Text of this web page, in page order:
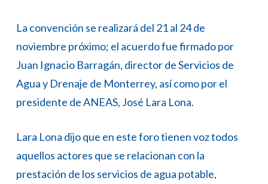
La convención se realizará del 21 al 24 de
noviembre próximo; el acuerdo fue firmado por
Juan Ignacio Barragán, director de Servicios de
Agua y Drenaje de Monterrey, así como por el
presidente de ANEAS, José Lara Lona.
Lara Lona dijo que en este foro tienen voz todos
aquellos actores que se relacionan con la
prestación de los servicios de agua potable,